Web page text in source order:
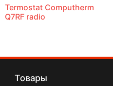
Termostat Computherm
Q7RF radio
Товары